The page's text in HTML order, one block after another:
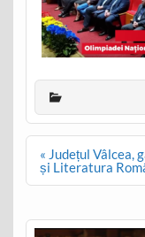
Post
navigation
« Județul Vâlcea,
și Literatura